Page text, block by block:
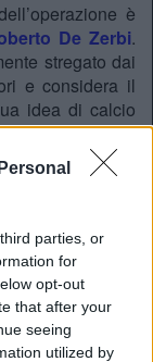
parties, or
for
opt-out
that after your
seeing
utilized by
è
De Zerbi.
stregato dai
e considera il
idea di calcio
dei giovani
Colonia
il club
di euro per
monstre che
Brentford
a Londra.